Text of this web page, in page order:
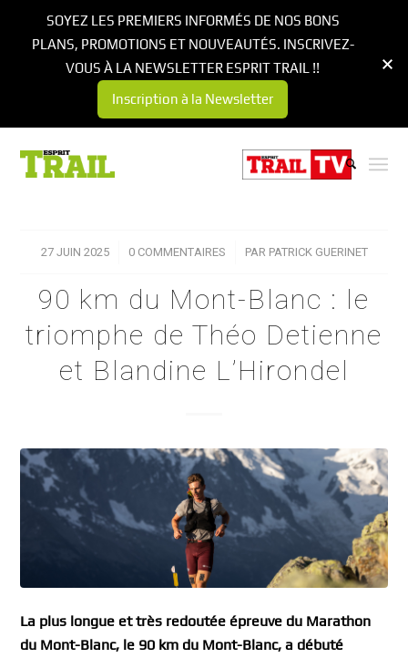
27 JUIN 2025
/ 0 COMMENTAIRES
/ PAR PATRICK GUERINET
90 km du Mont-Blanc : le
triomphe de Théo Detienne
et Blandine L’Hirondel
La plus longue et très redoutée épreuve du Marathon
du Mont-Blanc, le 90 km du Mont-Blanc, a débuté
SOYEZ LES PREMIERS INFORMÉS DE NOS BONS
PLANS, PROMOTIONS ET NOUVEAUTÉS. INSCRIVEZ-
VOUS À LA NEWSLETTER ESPRIT TRAIL !!
Inscription à la Newsletter